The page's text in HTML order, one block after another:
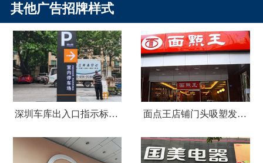
其他广告招牌样式
深圳车库出入口指示标识牌制作 面点王店铺门头吸塑发光字广告招牌